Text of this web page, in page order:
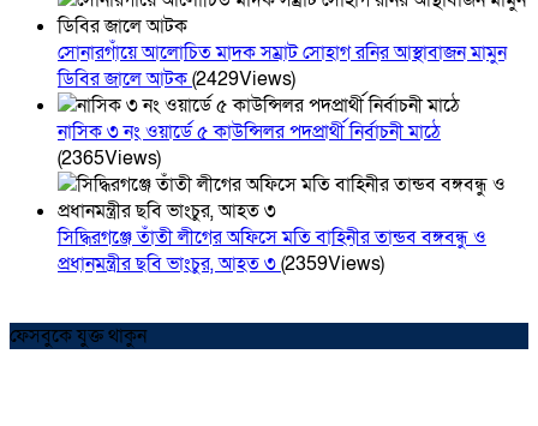
সোনারগাঁয়ে আলোচিত মাদক সম্রাট সোহাগ রনির আস্থাবাজন মামুন
ডিবির জালে আটক(2429Views)
নাসিক ৩ নং ওয়ার্ডে ৫ কাউন্সিলর পদপ্রার্থী নির্বাচনী মাঠে
(2365Views)
সিদ্ধিরগঞ্জে তাঁতী লীগের অফিসে মতি বাহিনীর তান্ডব বঙ্গবন্ধু ও
প্রধানমন্ত্রীর ছবি ভাংচুর, আহত ৩(2359Views)
ফেসবুকে যুক্ত থাকুন